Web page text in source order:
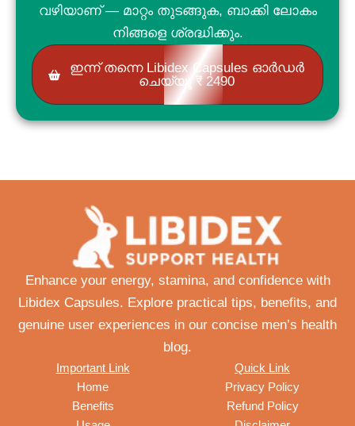
വഴിയാണ് — മാറ്റം തുടങ്ങുക, ബാക്കി ലോകം
നിങ്ങളെ ശ്രദ്ധിക്കും.
ഇന്ന് തന്നെ Libidex Capsules ഓർഡർ
ചെയ്യൂ ₹ 2490
Enhance your energy, stamina, and confidence with
Libidex Capsules. Explore practical tips, benefits, and
genuine user experiences in our concise men’s health
blog.
Important Link
Home
Benefits
Quick Link
Privacy Policy
Refund Policy